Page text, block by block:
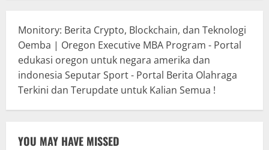
Monitory: Berita Crypto, Blockchain, dan Teknologi
Oemba | Oregon Executive MBA Program - Portal
edukasi oregon untuk negara amerika dan
indonesia Seputar Sport - Portal Berita Olahraga
Terkini dan Terupdate untuk Kalian Semua !
YOU MAY HAVE MISSED